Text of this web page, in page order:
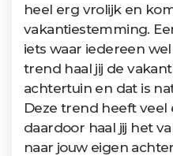
heel erg vrolijk en
vakantiestemming.
iets waar iedereen
trend haal jij de
achtertuin en dat is
Deze trend heeft
daardoor haal jij het
naar jouw eigen